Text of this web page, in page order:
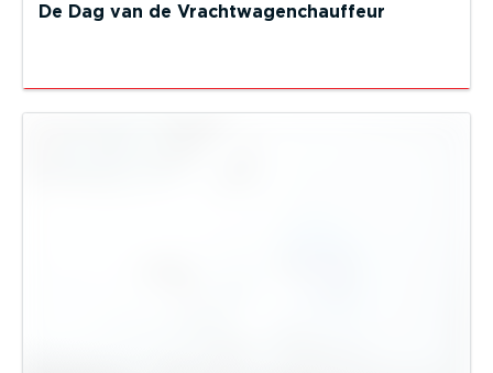
De Dag van de Vrachtwagenchauffeur